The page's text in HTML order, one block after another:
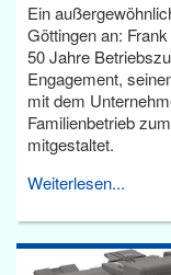
Ein
Göttingen an:
50 Jahre
Engagement,
mit dem
Familienbetrieb
mitgestaltet.
Weiterlesen...